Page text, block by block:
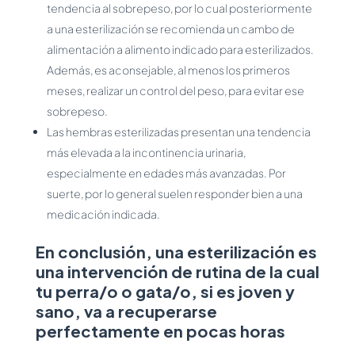
tendencia al sobrepeso, por lo cual posteriormente
a una esterilización se recomienda un cambo de
alimentación a alimento indicado para esterilizados.
Además, es aconsejable, al menos los primeros
meses, realizar un control del peso, para evitar ese
sobrepeso.
Las hembras esterilizadas presentan una tendencia
más elevada a la incontinencia urinaria,
especialmente en edades más avanzadas. Por
suerte, por lo general suelen responder bien a una
medicación indicada.
En conclusión, una esterilización es
una intervención de rutina de la cual
tu perra/o o gata/o, si es joven y
sano, va a recuperarse
perfectamente en pocas horas